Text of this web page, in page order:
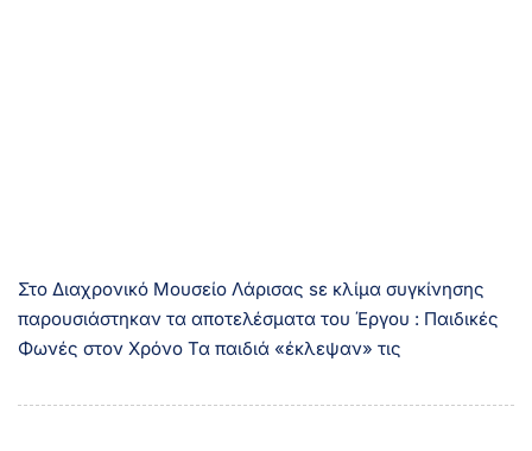
Στο Διαχρονικό Μουσείο Λάρισας sε κλίμα συγκίνησης
παρουσιάστηκαν τα αποτελέσματα του Έργου : Παιδικές
Φωνές στον Χρόνο Τα παιδιά «έκλεψαν» τις